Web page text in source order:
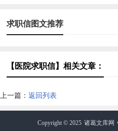
求职信图文推荐
【医院求职信】相关文章：
上一篇： 返回列表
Copyright © 2025 诸葛文库网